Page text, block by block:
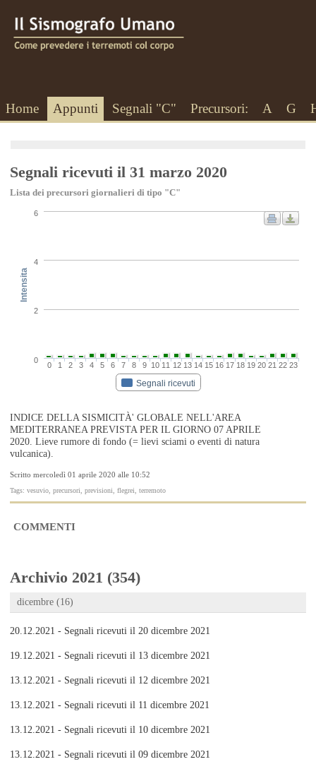
Home Appunti Segnali "C" Precursori: A G
Segnali ricevuti il 31 marzo 2020
Lista dei precursori giornalieri di tipo "C"
Intensita
Segnali ricevuti
0 1 2 3 4 5 6 7 8 9 10 11 12 13 14 15 16 17 18 19 20 21 22 23
0
2
4
6
INDICE DELLA SISMICITÀ' GLOBALE NELL'AREA
MEDITERRANEA PREVISTA PER IL GIORNO 07 APRILE
2020. Lieve rumore di fondo (= lievi sciami o eventi di natura
vulcanica).
Scritto mercoledì 01 aprile 2020 alle 10:52
Tags: vesuvio, precursori, previsioni, flegrei, terremoto
COMMENTI
Archivio 2021 (354)
dicembre (16)
20.12.2021 - Segnali ricevuti il 20 dicembre 2021
19.12.2021 - Segnali ricevuti il 13 dicembre 2021
13.12.2021 - Segnali ricevuti il 12 dicembre 2021
13.12.2021 - Segnali ricevuti il 11 dicembre 2021
13.12.2021 - Segnali ricevuti il 10 dicembre 2021
13.12.2021 - Segnali ricevuti il 09 dicembre 2021